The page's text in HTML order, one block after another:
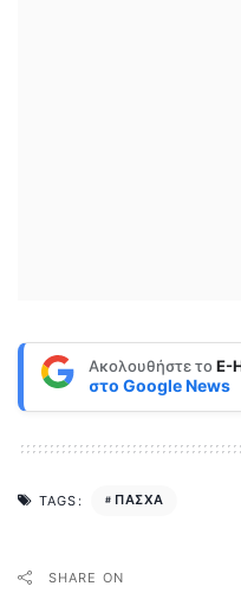
Ακολουθήστε τοE-
στο Google News
TAGS: ΠΑΣΧΑ
SHARE ON